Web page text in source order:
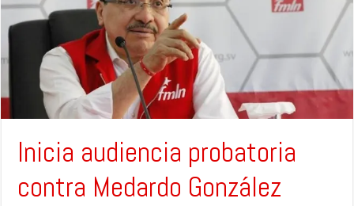
Inicia audiencia probatoria
contra Medardo González